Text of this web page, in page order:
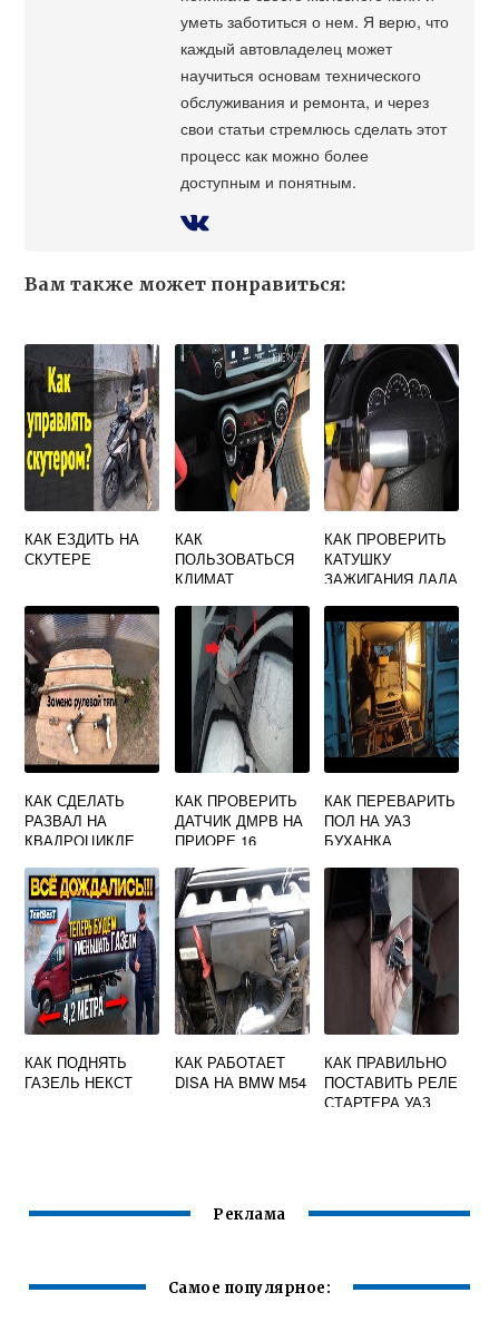
уметь заботиться о нем. Я верю, что
каждый автовладелец может
научиться основам технического
обслуживания и ремонта, и через
свои статьи стремлюсь сделать этот
процесс как можно более
доступным и понятным.
Вам также может понравиться:
КАК ЕЗДИТЬ НА
СКУТЕРЕ
КАК
ПОЛЬЗОВАТЬСЯ
КЛИМАТ
КИА РИО 4
КАК ПРОВЕРИТЬ
КАТУШКУ
ЗАЖИГАНИЯ ЛАДА
КЛАПАНОВ
КАК СДЕЛАТЬ
РАЗВАЛ НА
КВАДРОЦИКЛЕ
650
КАК ПРОВЕРИТЬ
ДАТЧИК ДМРВ НА
ПРИОРЕ 16
ЭЛЕКТРОННАЯ
ПЕДАЛЬ ГАЗА
КАК ПЕРЕВАРИТЬ
ПОЛ НА УАЗ
БУХАНКА
КАК ПОДНЯТЬ
ГАЗЕЛЬ НЕКСТ
КАК РАБОТАЕТ
DISA НА BMW M54
КАК ПРАВИЛЬНО
ПОСТАВИТЬ РЕЛЕ
СТАРТЕРА УАЗ
Реклама
Самое популярное: